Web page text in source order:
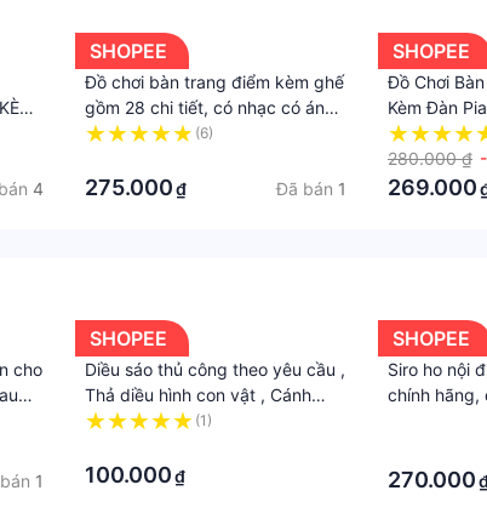
4
SHOPEE
Đồ chơi bàn trang điểm kèm ghế
gồm 28 chi tiết, có nhạc có ánh
sáng, máy sấy dùng pin
(6)
275.000₫ Đã bán 1
SHOPEE
Đồ Chơi
Kèm Đàn
Ánh Sáng
280.000 ₫
269.000
cho
1
SHOPEE
Diều sáo thủ công theo yêu cầu ,
Thả diều hình con vật , Cánh
diều tuổi thơ
(1)
100.000₫
SHOPEE
Siro ho nội
chính hãng,
270.000